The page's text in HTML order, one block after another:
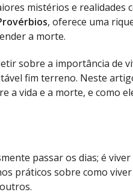
mistérios e realidades
, oferece uma
a morte.
sobre a importância de
fim terreno. Neste
a vida e a morte, e como
passar os dias; é
práticos sobre como